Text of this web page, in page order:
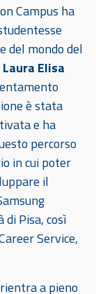
Campus ha
del mondo del
Laura Elisa
è stata
e ha
percorso
in cui poter
il
Pisa, così
Service,
a pieno